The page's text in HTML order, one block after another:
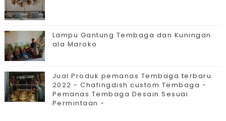
Lampu Gantung Tembaga dan Kuningan
ala Maroko
Jual Produk pemanas Tembaga terbaru
2022 - Chafingdish custom Tembaga -
Pemanas Tembaga Desain Sesuai
Permintaan -